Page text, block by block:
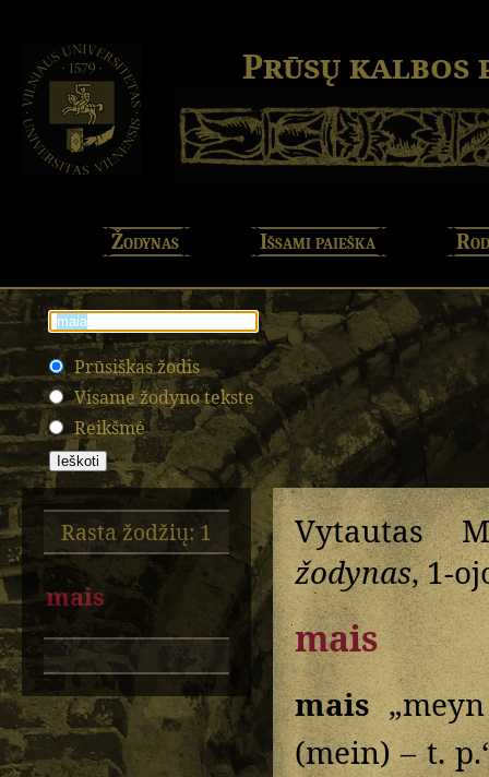
Prūsų kalbos
Žodynas Išsami paieška
Prūsiškas žodis
Visame žodyno tekste
Reikšmė
Rasta žodžių: 1
mais
Vytautas
žodynas, 1-
mais
mais
(mein) – t.